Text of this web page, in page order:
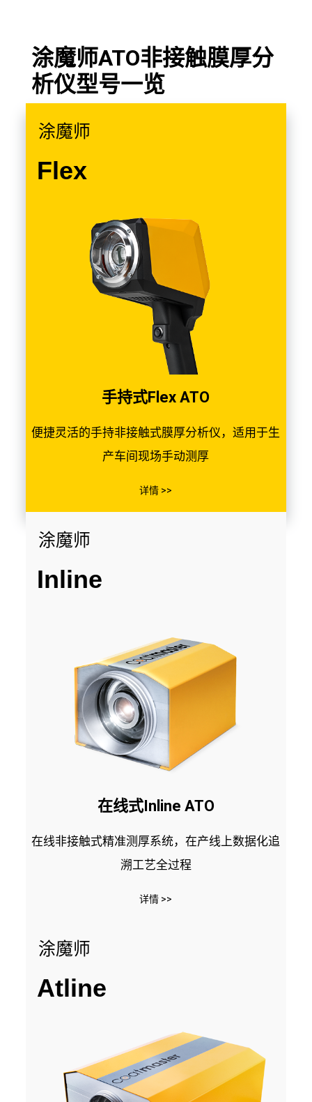
涂魔师ATO非接触膜厚分
析仪型号一览
涂魔师
Flex
手持式Flex ATO
便捷灵活的手持非接触式膜厚分析仪，适用于生
产车间现场手动测厚
详情 >>
涂魔师
Inline
在线式Inline ATO
在线非接触式精准测厚系统，在产线上数据化追
溯工艺全过程
详情 >>
涂魔师
Atline